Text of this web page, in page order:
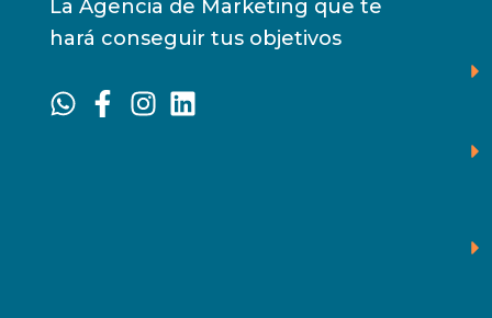
La Agencia de Marketing que te
hará conseguir tus objetivos